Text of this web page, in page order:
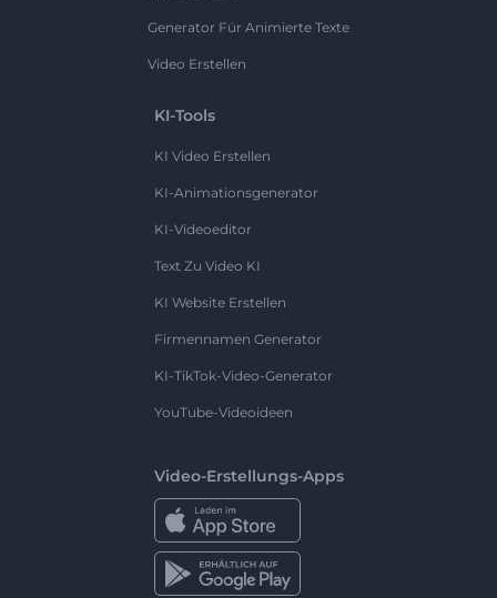
Generator Für Animierte Texte
Video Erstellen
KI-Tools
KI Video Erstellen
KI-Animationsgenerator
KI-Videoeditor
Text Zu Video KI
KI Website Erstellen
Firmennamen Generator
KI-TikTok-Video-Generator
YouTube-Videoideen
Video-Erstellungs-Apps